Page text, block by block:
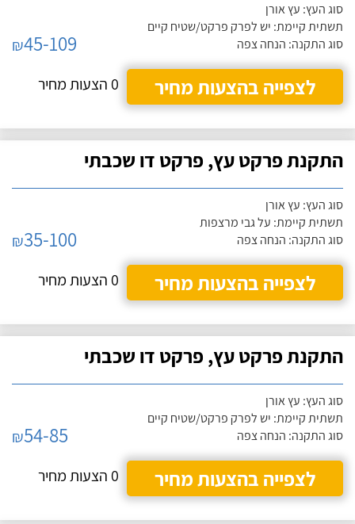
סוג העץ: עץ אורן
תשתית קיימת: יש לפרק פרקט/שטיח קיים
סוג התקנה: הנחה צפה
₪45-109
לצפייה בהצעות מחיר
0 הצעות מחיר
התקנת פרקט עץ, פרקט דו שכבתי
סוג העץ: עץ אורן
תשתית קיימת: על גבי מרצפות
סוג התקנה: הנחה צפה
₪35-100
לצפייה בהצעות מחיר
0 הצעות מחיר
התקנת פרקט עץ, פרקט דו שכבתי
סוג העץ: עץ אורן
תשתית קיימת: יש לפרק פרקט/שטיח קיים
סוג התקנה: הנחה צפה
₪54-85
לצפייה בהצעות מחיר
0 הצעות מחיר